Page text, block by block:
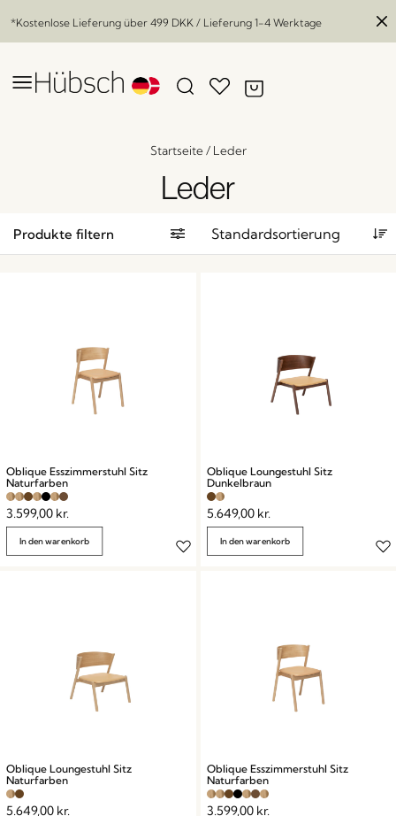
*Kostenlose Lieferung über 499 DKK / Lieferung 1-4 Werktage
Startseite/ Leder
Leder
Produkte filtern
Oblique Esszimmerstuhl Sitz
Naturfarben
3.599,00 kr.
In den warenkorb
Oblique Loungestuhl Sitz
Dunkelbraun
5.649,00 kr.
In den warenkorb
Oblique Loungestuhl Sitz
Naturfarben
5.649,00 kr.
Oblique Esszimmerstuhl Sitz
Naturfarben
3.599,00 kr.